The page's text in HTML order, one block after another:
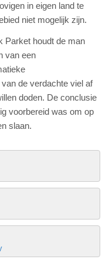
in eigen land te
niet mogelijk zijn.
Parket houdt de man
van een
de verdachte viel af
doden. De conclusie
voorbereid was om op
slaan.